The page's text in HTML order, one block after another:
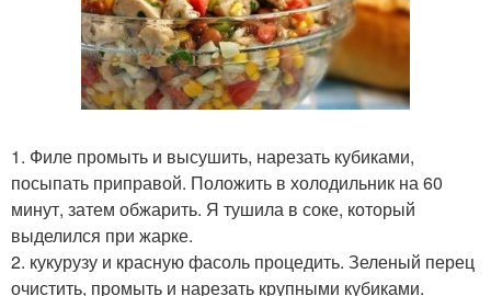
1. Филе промыть и высушить, нарезать кубиками,
посыпать приправой. Положить в холодильник на 60
минут, затем обжарить. Я тушила в соке, который
выделился при жарке.
2. кукурузу и красную фасоль процедить. Зеленый перец
очистить, промыть и нарезать крупными кубиками.